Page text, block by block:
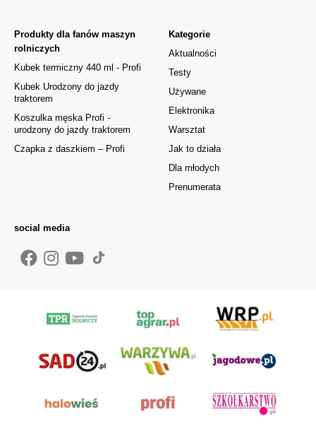
Kategorie
Aktualności
Testy
Używane
Elektronika
Warsztat
Jak to działa
Dla młodych
Prenumerata
Produkty dla fanów maszyn
rolniczych
Kubek termiczny 440 ml - Profi
Kubek Urodzony do jazdy
traktorem
Koszulka męska Profi -
urodzony do jazdy traktorem
Czapka z daszkiem – Profi
social media